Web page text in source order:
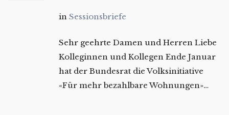
in Sessionsbriefe
Sehr geehrte Damen und Herren Liebe
Kolleginnen und Kollegen Ende Januar
hat der Bundesrat die Volksinitiative
«Für mehr bezahlbare Wohnungen»…